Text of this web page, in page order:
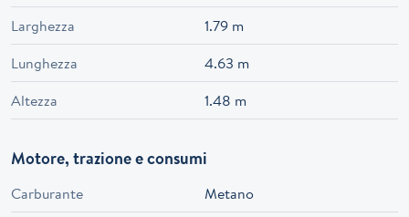
Larghezza
1.79 m
Lunghezza
4.63 m
Altezza
1.48 m
Motore, trazione e consumi
Carburante
Metano